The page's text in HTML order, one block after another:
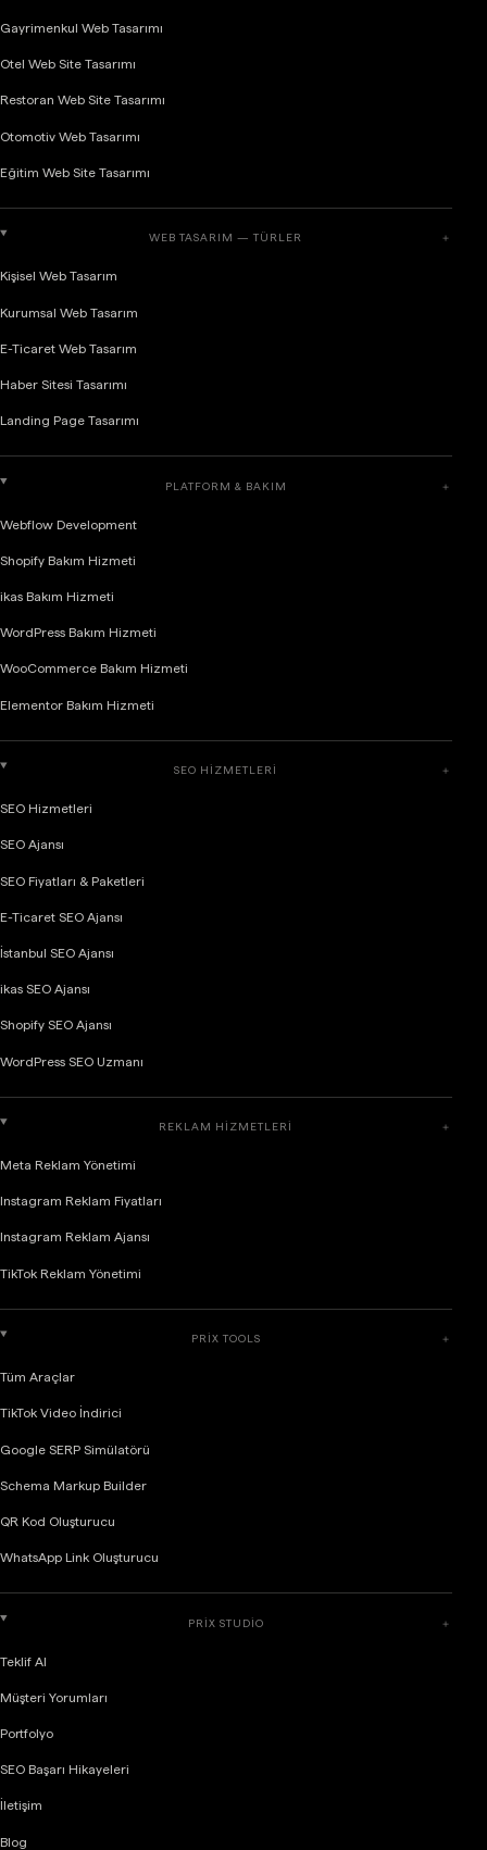
Gayrimenkul Web Tasarımı
Otel Web Site Tasarımı
Restoran Web Site Tasarımı
Otomotiv Web Tasarımı
Eğitim Web Site Tasarımı
WEB TASARIM — TÜRLER ＋
Kişisel Web Tasarım
Kurumsal Web Tasarım
E-Ticaret Web Tasarım
Haber Sitesi Tasarımı
Landing Page Tasarımı
PLATFORM & BAKIM ＋
Webflow Development
Shopify Bakım Hizmeti
ikas Bakım Hizmeti
WordPress Bakım Hizmeti
WooCommerce Bakım Hizmeti
Elementor Bakım Hizmeti
SEO HIZMETLERI ＋
SEO Hizmetleri
SEO Ajansı
SEO Fiyatları & Paketleri
E-Ticaret SEO Ajansı
İstanbul SEO Ajansı
ikas SEO Ajansı
Shopify SEO Ajansı
WordPress SEO Uzmanı
REKLAM HIZMETLERI ＋
Meta Reklam Yönetimi
Instagram Reklam Fiyatları
Instagram Reklam Ajansı
TikTok Reklam Yönetimi
PRIX TOOLS ＋
Tüm Araçlar
TikTok Video İndirici
Google SERP Simülatörü
Schema Markup Builder
QR Kod Oluşturucu
WhatsApp Link Oluşturucu
PRIX STUDIO ＋
Teklif Al
Müşteri Yorumları
Portfolyo
SEO Başarı Hikayeleri
İletişim
Blog